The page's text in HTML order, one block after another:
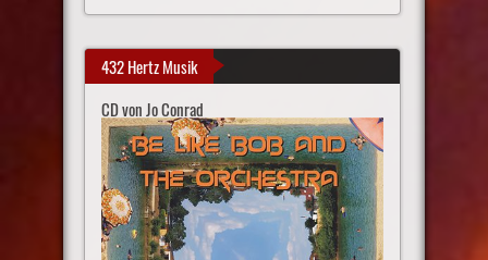
432 Hertz Musik
CD von Jo Conrad